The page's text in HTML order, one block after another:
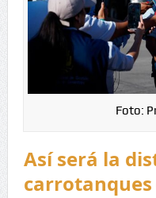
Foto:
Así será la
carrotanques